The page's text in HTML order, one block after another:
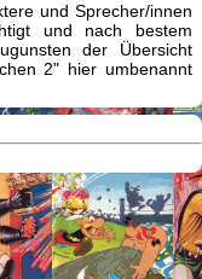
und Sprecher/innen
und nach bestem
der Übersicht
2" hier umbenannt